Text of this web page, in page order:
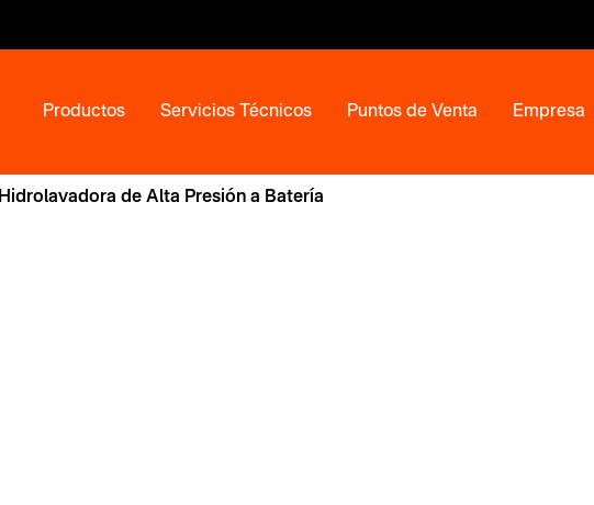
Productos Servicios Técnicos Puntos de Venta Empresa
Hidrolavadora de Alta Presión a Batería